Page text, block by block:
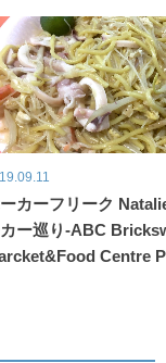
カーフリーク
ー巡り-ABC
Centre